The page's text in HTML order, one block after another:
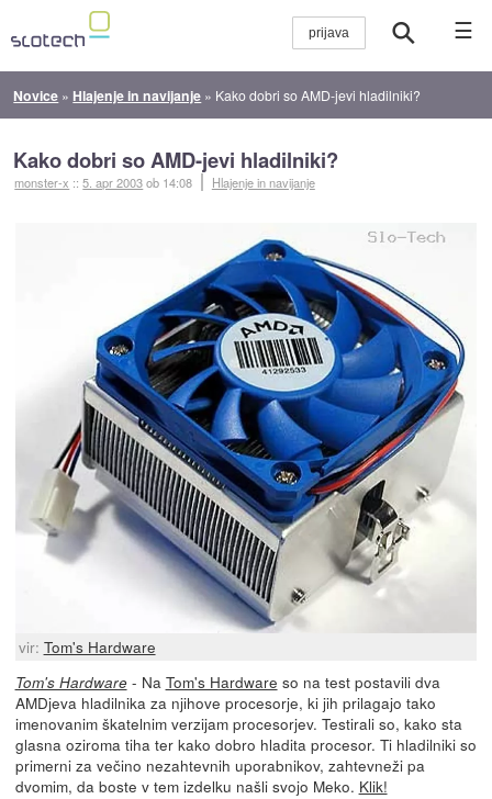
☰
Novice » Hlajenje in navijanje » Kako dobri so AMD-jevi hladilniki?
Kako dobri so AMD-jevi hladilniki?
monster-x ::5. apr 2003ob 14:08 Hlajenje in navijanje
vir: Tom's Hardware
Tom's Hardware- Na Tom's Hardware so na test postavili dva
AMDjeva hladilnika za njihove procesorje, ki jih prilagajo tako
imenovanim škatelnim verzijam procesorjev. Testirali so, kako sta
glasna oziroma tiha ter kako dobro hladita procesor. Ti hladilniki so
primerni za večino nezahtevnih uporabnikov, zahtevneži pa
dvomim, da boste v tem izdelku našli svojo Meko. Klik!